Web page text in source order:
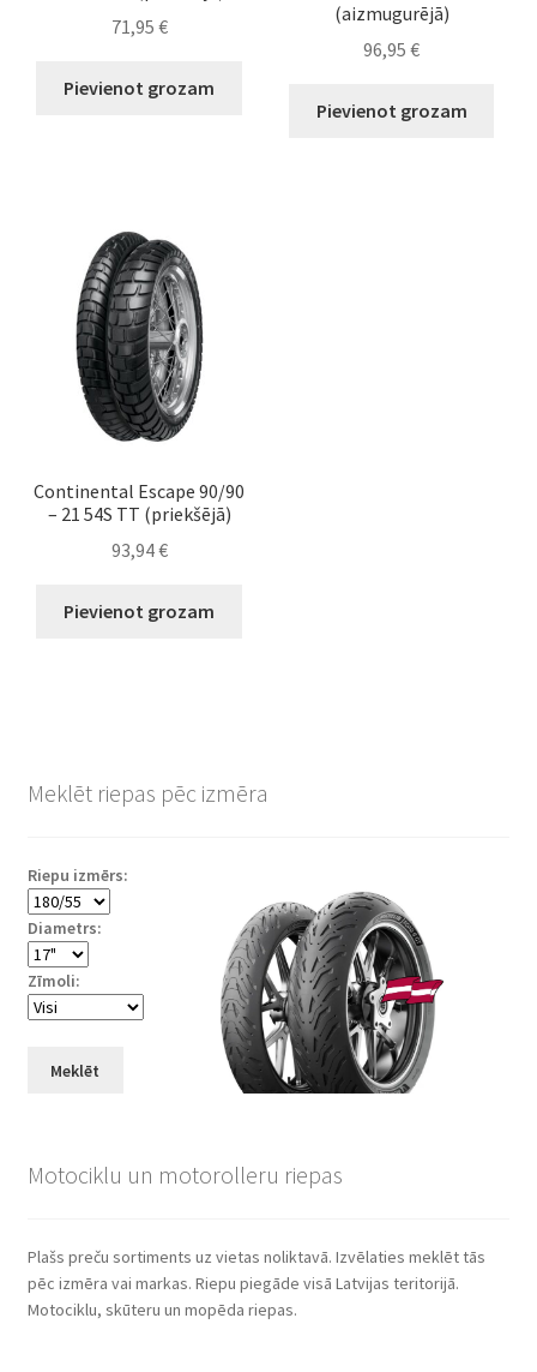
71,95 €
Pievienot grozam
(aizmugurējā)
96,95€
Pievienot grozam
Continental Escape 90/90
– 21 54S TT (priekšējā)
93,94€
Pievienot grozam
Meklēt riepas pēc izmēra
Riepu izmērs:
Diametrs:
Zīmoli:
Meklēt
Motociklu un motorolleru riepas
Plašs preču sortiments uz vietas noliktavā. Izvēlaties meklēt tās
pēc izmēra vai markas. Riepu piegāde visā Latvijas teritorijā.
Motociklu, skūteru un mopēda riepas.